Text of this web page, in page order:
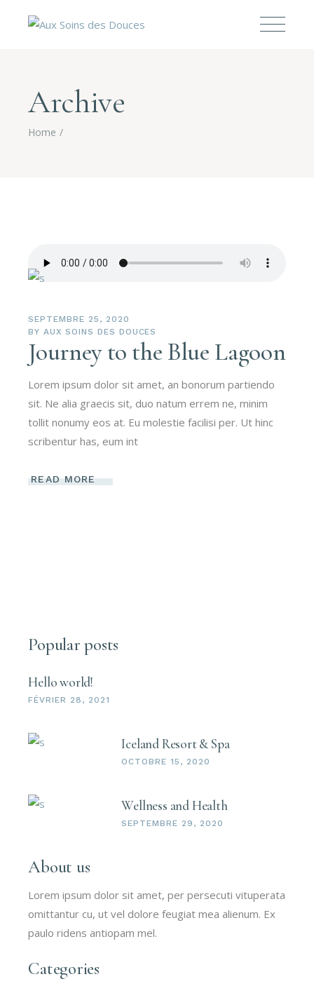
Archive
Home
SEPTEMBRE 25, 2020
BY AUX SOINS DES DOUCES
Journey to the Blue Lagoon
Lorem ipsum dolor sit amet, an bonorum partiendo
sit. Ne alia graecis sit, duo natum errem ne, minim
tollit nonumy eos at. Eu molestie facilisi per. Ut hinc
scribentur has, eum int
READ MORE
Popular posts
Hello world!
FÉVRIER 28, 2021
Iceland Resort & Spa
OCTOBRE 15, 2020
Wellness and Health
SEPTEMBRE 29, 2020
About us
Lorem ipsum dolor sit amet, per persecuti vituperata
omittantur cu, ut vel dolore feugiat mea alienum. Ex
paulo ridens antiopam mel.
Categories